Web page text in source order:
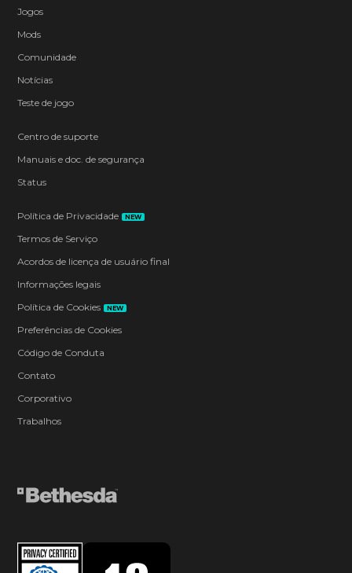
Jogos
Mods
Comunidade
Notícias
Teste de jogo
Centro de suporte
Manuais e doc. de segurança
Status
Política de Privacidade NEW
Termos de Serviço
Acordos de licença de usuário final
Informações legais
Política de Cookies
NEW
Preferências de Cookies
Código de Conduta
Contato
Corporativo
Trabalhos